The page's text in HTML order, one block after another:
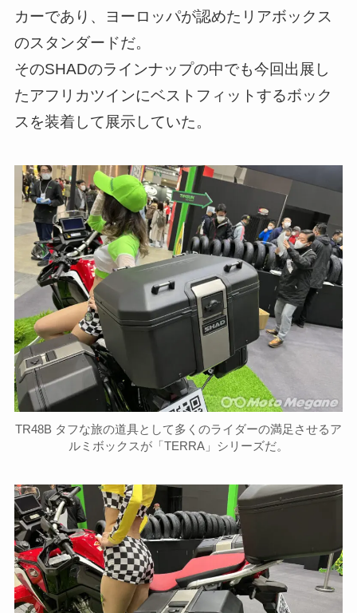
カーであり、ヨーロッパが認めたリアボックス
のスタンダードだ。
そのSHADのラインナップの中でも今回出展し
たアフリカツインにベストフィットするボック
スを装着して展示していた。
TR48B タフな旅の道具として多くのライダーの満足させるア
ルミボックスが「TERRA」シリーズだ。